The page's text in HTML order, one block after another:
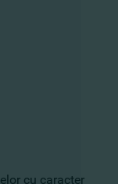
cu caracter